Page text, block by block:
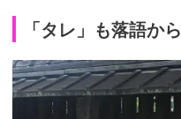
「タレ」も落語から